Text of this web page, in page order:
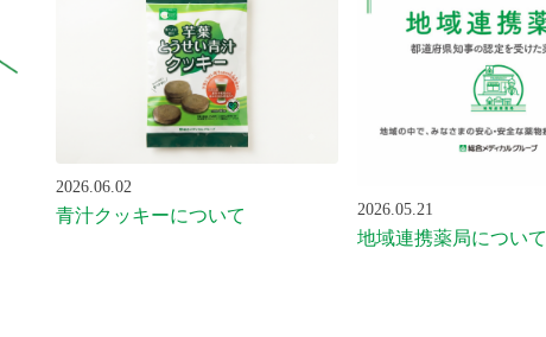
2026.06.02
青汁クッキーについて 2026.05.21
地域連携薬局について